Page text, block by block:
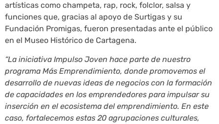
artísticas como champeta, rap, rock, folclor, salsa y
funciones que, gracias al apoyo de Surtigas y su
Fundación Promigas, fueron presentadas ante el público
en el Museo Histórico de Cartagena.
“La iniciativa Impulso Joven hace parte de nuestro
programa Más Emprendimiento, donde promovemos el
desarrollo de nuevas ideas de negocios con la formación
de capacidades en los emprendedores para impulsar su
inserción en el ecosistema del emprendimiento. En este
caso, fortalecemos estas 20 agrupaciones culturales,